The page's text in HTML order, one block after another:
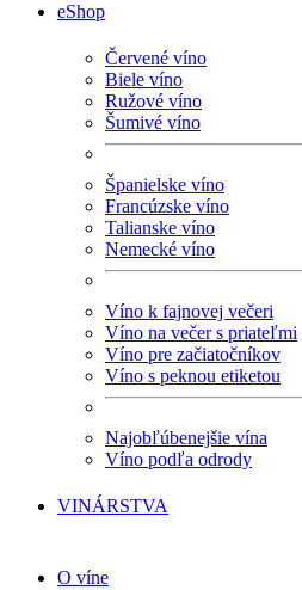
eShop
Červené víno
Biele víno
Ružové víno
Šumivé víno
Španielske víno
Francúzske víno
Talianske víno
Nemecké víno
Víno k fajnovej večeri
Víno na večer s priateľmi
Víno pre začiatočníkov
Víno s peknou etiketou
Najobľúbenejšie vína
Víno podľa odrody
VINÁRSTVA
O víne